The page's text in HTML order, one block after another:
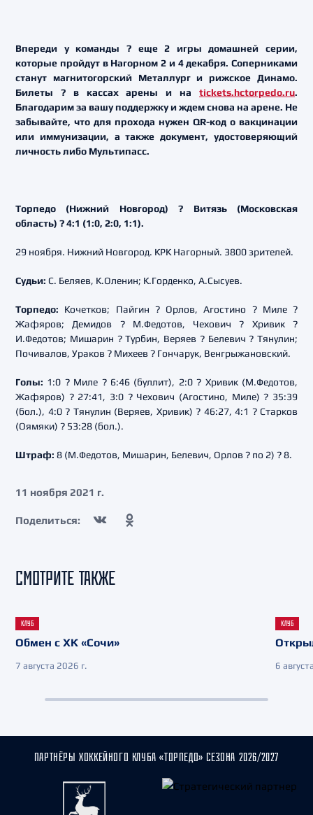
Впереди у команды ? еще 2 игры домашней серии,
которые пройдут в Нагорном 2 и 4 декабря. Соперниками
станут магнитогорский Металлург и рижское Динамо.
Билеты ? в кассах арены и на tickets.hctorpedo.ru.
Благодарим за вашу поддержку и ждем снова на арене. Не
забывайте, что для прохода нужен QR-код о вакцинации
или иммунизации, а также документ, удостоверяющий
личность либо Мультипасс.
Торпедо (Нижний Новгород) ? Витязь (Московская
область) ? 4:1 (1:0, 2:0, 1:1).
29 ноября. Нижний Новгород. КРК Нагорный. 3800 зрителей.
Судьи: С. Беляев, К.Оленин; К.Горденко, А.Сысуев.
Торпедо: Кочетков; Пайгин ? Орлов, Агостино ? Миле ?
Жафяров; Демидов ? М.Федотов, Чехович ? Хривик ?
И.Федотов; Мишарин ? Турбин, Веряев ? Белевич ? Тянулин;
Почивалов, Ураков ? Михеев ? Гончарук, Венгрыжановский.
Голы: 1:0 ? Миле ? 6:46 (буллит), 2:0 ? Хривик (М.Федотов,
Жафяров) ? 27:41, 3:0 ? Чехович (Агостино, Миле) ? 35:39
(бол.), 4:0 ? Тянулин (Веряев, Хривик) ? 46:27, 4:1 ? Старков
(Оямяки) ? 53:28 (бол.).
Штраф: 8 (М.Федотов, Мишарин, Белевич, Орлов ? по 2) ? 8.
11 ноября 2021 г.
Поделиться:
СМОТРИТЕ ТАКЖЕ
КЛУБ
Обмен с ХК «Сочи»
7 августа 2026 г.
КЛУБ
6
ПАРТНЁРЫ ХОККЕЙНОГО КЛУБА «ТОРПЕДО» СЕЗОНА 2026/2027